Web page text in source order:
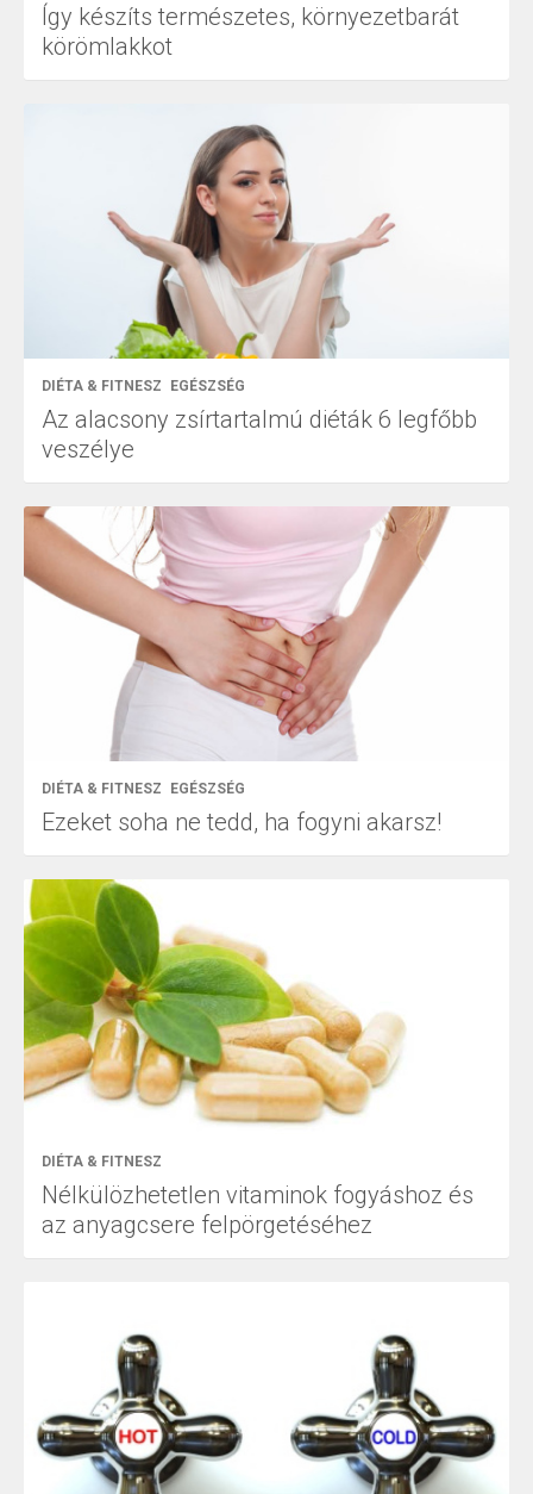
Így készíts természetes, környezetbarát
körömlakkot
DIÉTA & FITNESZ EGÉSZSÉG
Az alacsony zsírtartalmú diéták 6 legfőbb
veszélye
DIÉTA & FITNESZ EGÉSZSÉG
Ezeket soha ne tedd, ha fogyni akarsz!
DIÉTA & FITNESZ
Nélkülözhetetlen vitaminok fogyáshoz és
az anyagcsere felpörgetéséhez